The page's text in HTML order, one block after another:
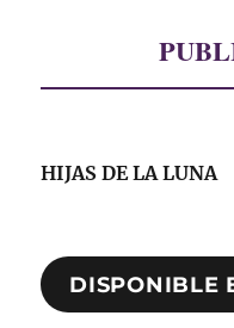
HIJAS DE LA LUNA
DISPONIBLE